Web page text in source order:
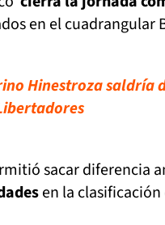
en el cuadrangular
Hinestroza
sacar diferencia
en la